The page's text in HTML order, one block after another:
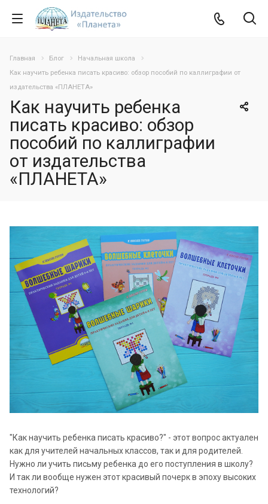
Главная Блог
Начальная школа
Как научить ребенка писать красиво: обзор пособий по каллиграфии от
издательства «ПЛАНЕТА»
Как научить ребенка
писать красиво: обзор
пособий по каллиграфии
от издательства
«ПЛАНЕТА»
"Как научить ребенка писать красиво?" - этот вопрос актуален
как для учителей начальных классов, так и для родителей.
Нужно ли учить письму ребенка до его поступления в школу?
И так ли вообще нужен этот красивый почерк в эпоху высоких
технологий?